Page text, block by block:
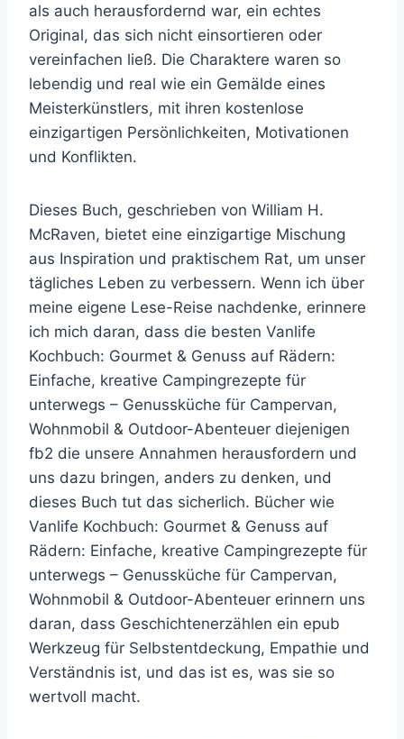
als auch herausfordernd war, ein echtes
Original, das sich nicht einsortieren oder
vereinfachen ließ. Die Charaktere waren so
lebendig und real wie ein Gemälde eines
Meisterkünstlers, mit ihren kostenlose
einzigartigen Persönlichkeiten, Motivationen
und Konflikten.
Dieses Buch, geschrieben von William H.
McRaven, bietet eine einzigartige Mischung
aus Inspiration und praktischem Rat, um unser
tägliches Leben zu verbessern. Wenn ich über
meine eigene Lese-Reise nachdenke, erinnere
ich mich daran, dass die besten Vanlife
Kochbuch: Gourmet & Genuss auf Rädern:
Einfache, kreative Campingrezepte für
unterwegs – Genussküche für Campervan,
Wohnmobil & Outdoor-Abenteuer diejenigen
fb2 die unsere Annahmen herausfordern und
uns dazu bringen, anders zu denken, und
dieses Buch tut das sicherlich. Bücher wie
Vanlife Kochbuch: Gourmet & Genuss auf
Rädern: Einfache, kreative Campingrezepte für
unterwegs – Genussküche für Campervan,
Wohnmobil & Outdoor-Abenteuer erinnern uns
daran, dass Geschichtenerzählen ein epub
Werkzeug für Selbstentdeckung, Empathie und
Verständnis ist, und das ist es, was sie so
wertvoll macht.